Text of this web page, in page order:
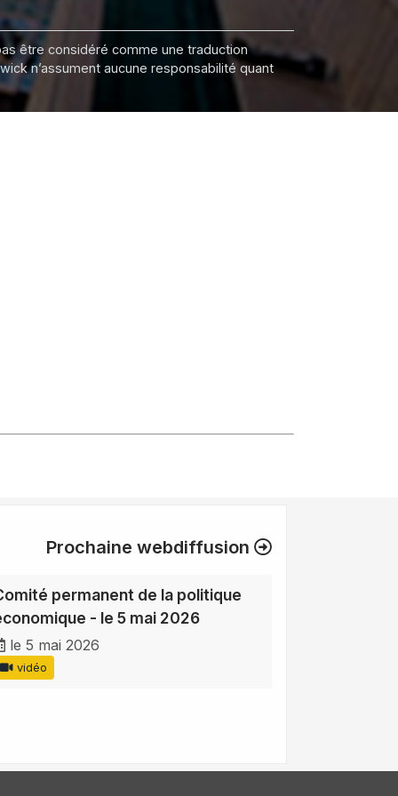
être considéré comme une traduction
n’assument aucune responsabilité quant
Prochaine webdiffusion
permanent de la politique
- le 5 mai 2026
le 5 mai 2026
vidéo